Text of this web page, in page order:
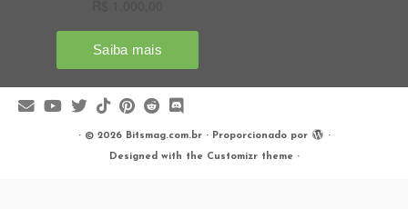
· © 2026 Bitsmag.com.br· Proporcionado por ·
Designed with the Customizr theme ·